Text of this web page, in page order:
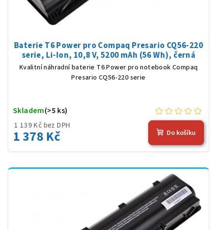
Baterie T6 Power pro Compaq Presario CQ56-220
serie, Li-Ion, 10,8 V, 5200 mAh (56 Wh), černá
Kvalitní náhradní baterie T6 Power pro notebook Compaq
Presario CQ56-220 serie
1 139 Kč bez DPH
1 378 Kč
Skladem(>5 ks)
Do košíku